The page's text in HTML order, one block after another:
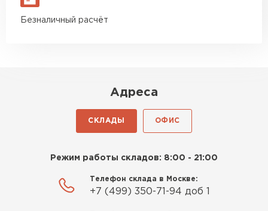
Безналичный расчёт
Адреса
СКЛАДЫ ОФИС
Режим работы складов: 8:00 - 21:00
Телефон склада в Москве:
+7 (499) 350-71-94 доб 1